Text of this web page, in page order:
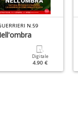
N.59
Digitale
4.90 €